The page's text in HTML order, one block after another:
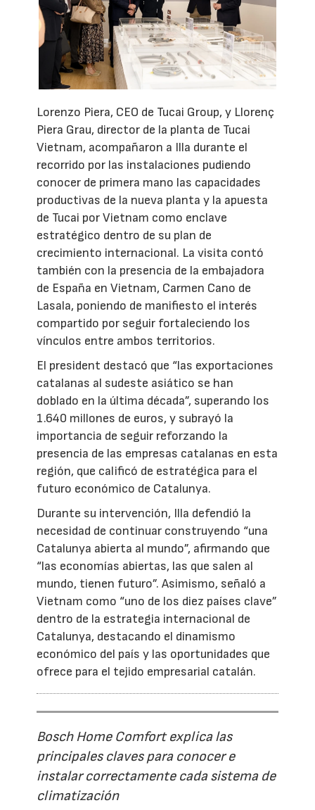
Lorenzo Piera, CEO de Tucai Group, y Llorenç
Piera Grau, director de la planta de Tucai
Vietnam, acompañaron a Illa durante el
recorrido por las instalaciones pudiendo
conocer de primera mano las capacidades
productivas de la nueva planta y la apuesta
de Tucai por Vietnam como enclave
estratégico dentro de su plan de
crecimiento internacional. La visita contó
también con la presencia de la embajadora
de España en Vietnam, Carmen Cano de
Lasala, poniendo de manifiesto el interés
compartido por seguir fortaleciendo los
vínculos entre ambos territorios.
El president destacó que “las exportaciones
catalanas al sudeste asiático se han
doblado en la última década”, superando los
1.640 millones de euros, y subrayó la
importancia de seguir reforzando la
presencia de las empresas catalanas en esta
región, que calificó de estratégica para el
futuro económico de Catalunya.
Durante su intervención, Illa defendió la
necesidad de continuar construyendo “una
Catalunya abierta al mundo”, afirmando que
“las economías abiertas, las que salen al
mundo, tienen futuro”. Asimismo, señaló a
Vietnam como “uno de los diez países clave”
dentro de la estrategia internacional de
Catalunya, destacando el dinamismo
económico del país y las oportunidades que
ofrece para el tejido empresarial catalán.
Bosch Home Comfort explica las
principales claves para conocer e
instalar correctamente cada sistema de
climatización